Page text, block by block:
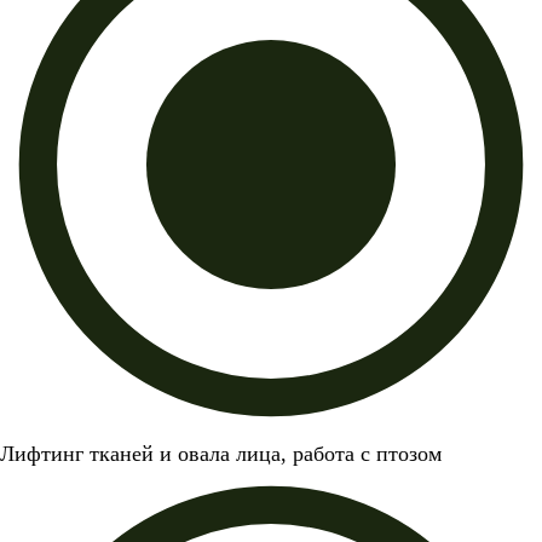
Лифтинг тканей и овала лица, работа с птозом